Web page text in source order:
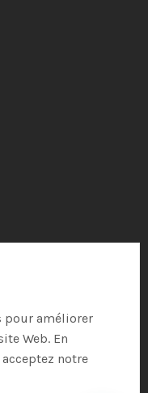
pour améliorer
Web. En
notre